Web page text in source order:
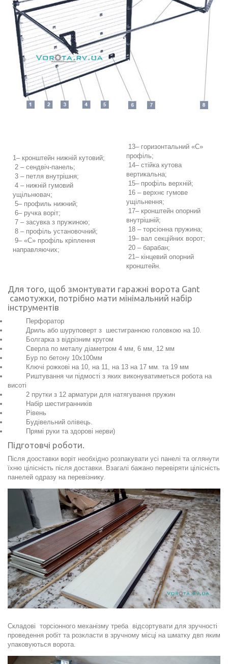
1– кронштейн нижній кутовий;
2 – сендвіч-панель;
3 – петля внутрішня;
4 – нижній гумовий
ущільнювач;
5– профиль нижний;
6– ручка воріт;
7 – засувка з пружиною;
8 – профіль установочний;
9– «С» профіль кріплення
направляючих;
13– горизонтальний «С»
профіль;
14– стійка кутова
вертикальна;
15– профіль верхній;
16 – верхнє гумове
ущільнення;
17– кронштейн опорний
внутрішній;
18 – торсіонна пружина;
19– вал секційних ворот;
20 – барабан;
21– кінцевий опорний
кронштейн.
Для того, щоб змонтувати гаражні ворота Gant
самотужки, потрібно мати мінімальний набір
інструментів
Перфоратор
Дриль або шуруповерт з шестигранною головкою на 10.
Болгарка з відрізним кругом
Сверла по металу діаметром 4 мм, 6 мм, 12 мм
Бур по бетону 10х100мм
Ключі рожкові на 10, на 11, на 13 на 17 мм. та 19 мм
Риштування чи підмості з яких виконуватиметься робота на
висоті
2 прутки з 12 арматури для натягування пружин
Набір шестигранників
Рівень
Будівельний олівець.
Прямі руки та здорові нерви)
Підготовчі роботи.
Після дооставки воріт необхідно розпакувати усі панелі та оглянути
їхню цілісність після доставки. Взагалі бажано перевіряти цілісність
панелей одразу на перевізнику.
Складові торсіонного механізму треба відсортувати для зручності
проведення робіт та розкласти в зручному місці на шматку двп яким
упаковуються ворота.